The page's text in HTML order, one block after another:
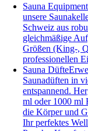
Sauna Equipment
unsere
Schweiz aus
gleichmäßige
Größen (King-,
professionellen
Sauna Düfte
Saunadüften in
entspannend.
ml oder 1000 ml
die Körper und
Ihr perfektes